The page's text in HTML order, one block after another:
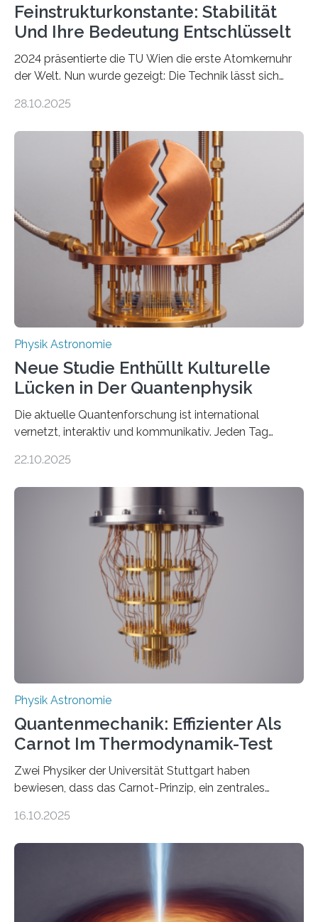
Feinstrukturkonstante: Stabilität
Und Ihre Bedeutung Entschlüsselt
2024 präsentierte die TU Wien die erste Atomkernuhr
der Welt. Nun wurde gezeigt: Die Technik lässt sich
fundamentalen Physik nachzugehen. Thorium-
Messungen verwenden. Das hatte man jahrzehntelang
vermutet, weltweit war nach den passenden
Atomkern-Zuständen gesucht worden, 2024 gelang
einem Team der TU Wien mit Unterstützung
internationaler Partner der entscheidende Durchbruch:
Der lange diskutierte Thorium-Kernübergang wurde
gefunden. Kurz darauf konnte man zeigen, dass sich
Thorium tatsächlich nutzen lässt, um hochpräzise…
28.10.2025
Physik Astronomie
Neue Studie Enthüllt Kulturelle
Lücken in Der Quantenphysik
Die aktuelle Quantenforschung ist international
vernetzt, interaktiv und kommunikativ. Jeden Tag
oft von Autor*innen, die eng zusammenarbeiten. Neue
werden schnell weiterentwickelt. Dies ist der Alltag in
der Forschung der Quantentheorie, die dieses Jahr 100
Jahre alt geworden ist, weshalb die UNESCO 2025 zum
Internationalen Jahr der Quantenwissenschaft und -
technologie ausgerufen hat. Doch nun hat eine
internationale Forschungsgruppe um den
22.10.2025
Physik Astronomie
Quantenmechanik: Effizienter Als
Carnot Im Thermodynamik-Test
Zwei Physiker der Universität Stuttgart haben
bewiesen, dass das Carnot-Prinzip, ein zentrales
Größenordnung von Atomen gilt, deren physikalische
Quantenmotoren voranbringen. Das
Wissenschaftsjournal Science Advances veröffentlichte
16.10.2025